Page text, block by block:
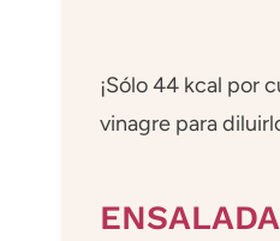
¡Sólo 44 kcal por
vinagre para